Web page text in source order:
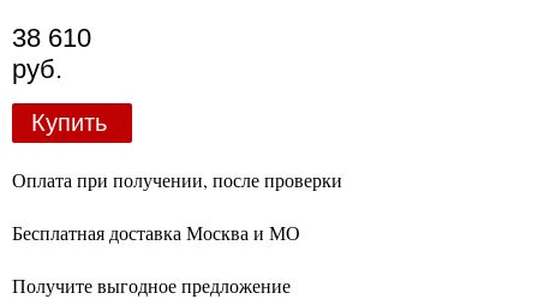
38 610
руб.
Купить
Оплата при получении, после проверки
Бесплатная доставка Москва и МО
Получите выгодное предложение